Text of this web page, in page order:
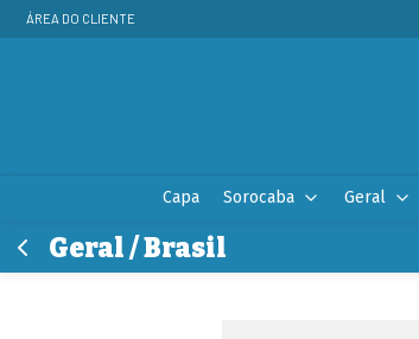
ÁREA DO CLIENTE
Capa Sorocaba Geral
Geral / Brasil